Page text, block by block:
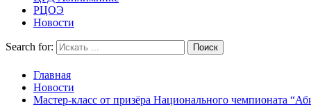
РЦОЭ
Новости
Search for:
Главная
Новости
Мастер-класс от призёра Национального чемпионата